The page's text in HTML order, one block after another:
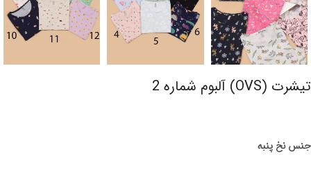
تیشرت (OVS) آلبوم شماره 2
جنس نخ پنبه